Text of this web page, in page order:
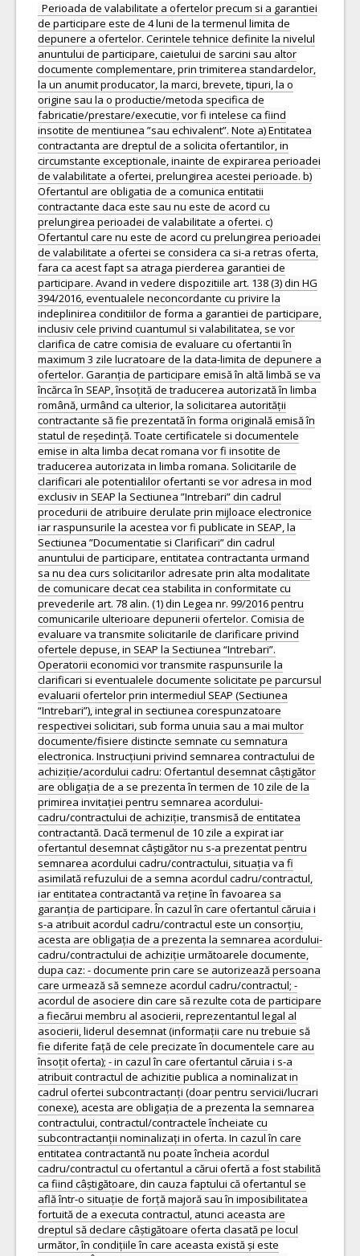
Perioada de valabilitate a ofertelor precum si a garantiei
de participare este de 4 luni de la termenul limita de
depunere a ofertelor. Cerintele tehnice definite la nivelul
anuntului de participare, caietului de sarcini sau altor
documente complementare, prin trimiterea standardelor,
la un anumit producator, la marci, brevete, tipuri, la o
origine sau la o productie/metoda specifica de
fabricatie/prestare/executie, vor fi intelese ca fiind
insotite de mentiunea ”sau echivalent”. Note a) Entitatea
contractanta are dreptul de a solicita ofertantilor, in
circumstante exceptionale, inainte de expirarea perioadei
de valabilitate a ofertei, prelungirea acestei perioade. b)
Ofertantul are obligatia de a comunica entitatii
contractante daca este sau nu este de acord cu
prelungirea perioadei de valabilitate a ofertei. c)
Ofertantul care nu este de acord cu prelungirea perioadei
de valabilitate a ofertei se considera ca si-a retras oferta,
fara ca acest fapt sa atraga pierderea garantiei de
participare. Avand in vedere dispozitiile art. 138 (3) din HG
394/2016, eventualele neconcordante cu privire la
indeplinirea conditiilor de forma a garantiei de participare,
inclusiv cele privind cuantumul si valabilitatea, se vor
clarifica de catre comisia de evaluare cu ofertantii în
maximum 3 zile lucratoare de la data-limita de depunere a
ofertelor. Garanția de participare emisă în altă limbă se va
încărca în SEAP, însoțită de traducerea autorizată în limba
română, urmând ca ulterior, la solicitarea autorității
contractante să fie prezentată în forma originală emisă în
statul de reședință. Toate certificatele si documentele
emise in alta limba decat romana vor fi insotite de
traducerea autorizata in limba romana. Solicitarile de
clarificari ale potentialilor ofertanti se vor adresa in mod
exclusiv in SEAP la Sectiunea ”Intrebari” din cadrul
procedurii de atribuire derulate prin mijloace electronice
iar raspunsurile la acestea vor fi publicate in SEAP, la
Sectiunea ”Documentatie si Clarificari” din cadrul
anuntului de participare, entitatea contractanta urmand
sa nu dea curs solicitarilor adresate prin alta modalitate
de comunicare decat cea stabilita in conformitate cu
prevederile art. 78 alin. (1) din Legea nr. 99/2016 pentru
comunicarile ulterioare depunerii ofertelor. Comisia de
evaluare va transmite solicitarile de clarificare privind
ofertele depuse, in SEAP la Sectiunea “Intrebari”.
Operatorii economici vor transmite raspunsurile la
clarificari si eventualele documente solicitate pe parcursul
evaluarii ofertelor prin intermediul SEAP (Sectiunea
“Intrebari”), integral in sectiunea corespunzatoare
respectivei solicitari, sub forma unuia sau a mai multor
documente/fisiere distincte semnate cu semnatura
electronica. Instrucțiuni privind semnarea contractului de
achiziție/acordului cadru: Ofertantul desemnat câștigător
are obligația de a se prezenta în termen de 10 zile de la
primirea invitației pentru semnarea acordului-
cadru/contractului de achiziție, transmisă de entitatea
contractantă. Dacă termenul de 10 zile a expirat iar
ofertantul desemnat câștigător nu s-a prezentat pentru
semnarea acordului cadru/contractului, situația va fi
asimilată refuzului de a semna acordul cadru/contractul,
iar entitatea contractantă va reține în favoarea sa
garanția de participare. În cazul în care ofertantul căruia i
s-a atribuit acordul cadru/contractul este un consorțiu,
acesta are obligația de a prezenta la semnarea acordului-
cadru/contractului de achiziție următoarele documente,
dupa caz: - documente prin care se autorizează persoana
care urmează să semneze acordul cadru/contractul; -
acordul de asociere din care să rezulte cota de participare
a fiecărui membru al asocierii, reprezentantul legal al
asocierii, liderul desemnat (informații care nu trebuie să
fie diferite față de cele precizate în documentele care au
însoțit oferta); - in cazul în care ofertantul căruia i s-a
atribuit contractul de achizitie publica a nominalizat in
cadrul ofertei subcontractanți (doar pentru servicii/lucrari
conexe), acesta are obligația de a prezenta la semnarea
contractului, contractul/contractele încheiate cu
subcontractanții nominalizați in oferta. In cazul în care
entitatea contractantă nu poate încheia acordul
cadru/contractul cu ofertantul a cărui ofertă a fost stabilită
ca fiind câștigătoare, din cauza faptului că ofertantul se
află într-o situație de forță majoră sau în imposibilitatea
fortuită de a executa contractul, atunci aceasta are
dreptul să declare câștigătoare oferta clasată pe locul
următor, în condițiile în care aceasta există și este